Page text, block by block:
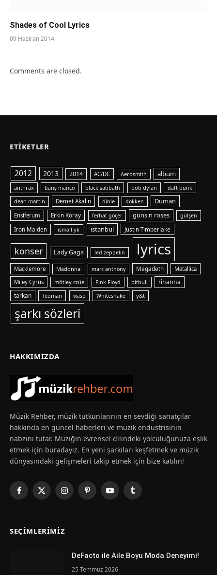
Shades of Cool Lyrics
09 Haziran 2014
Comments are closed.
ETIKETLER
2012 2013 2014 AC/DC Aerosmith albüm
anthrax barış manço black sabbath bob dylan daft punk
dean martin Demet Akalın dinle dokken Duman
Ensiferum Erkin Koray ferhat göçer guns n roses gülşen
Iron Maiden ismail yk istanbul Justin Timberlake
konser Lady Gaga led zeppelin lyrics
Macklemore Madonna marc anthony Megadeth
Metallica
Miley Cyrus
mötley crüe Pink Floyd pitbull rihanna
tarkan Teoman wasp Whitesnake y&t
şarkı sözleri
HAKKIMIZDA
Müzik Rehber, müzik tutkunlarının en sevdiği sanatçılar
hakkında en güncel haberleri ve müzik endüstrisinin
nabzını tutar. Müziğin evrensel dilindeki yolculuğunuza eşlik
etmek için buradayız. En yeni şarkıları keşfetmek ve müzik
dünyasındaki gelişmeleri takip etmek için bize katılın!
Facebook
X
InstagramPinterestYouTubeTumblr
SEÇIMLERIMIZ
DeFacto ile Aile Boyu Moda Deneyimi!
25 Temmuz 2026